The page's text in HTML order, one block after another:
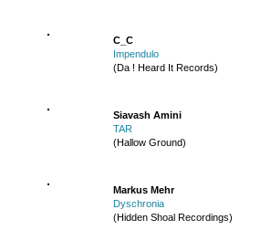
C_C
Impendulo
(Da ! Heard It Records)
Siavash Amini
TAR
(Hallow Ground)
Markus Mehr
Dyschronia
(Hidden Shoal Recordings)